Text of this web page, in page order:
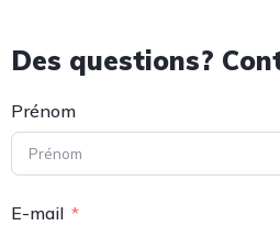
Des questions?
Prénom
E-mail